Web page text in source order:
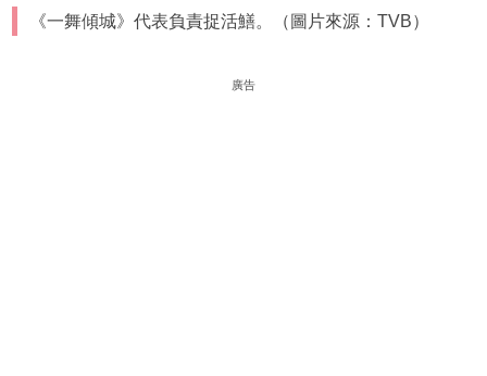
《一舞傾城》代表負責捉活鱔。（圖片來源：TVB）
廣告